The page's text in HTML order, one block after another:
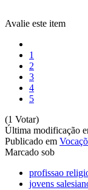
Avalie este item
1
2
3
4
5
(1 Votar)
Última modificação
Publicado em
Marcado sob
profissao
jovens